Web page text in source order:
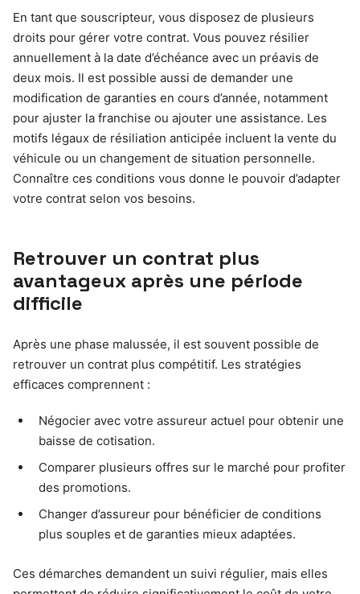
En tant que souscripteur, vous disposez de plusieurs
droits pour gérer votre contrat. Vous pouvez résilier
annuellement à la date d’échéance avec un préavis de
deux mois. Il est possible aussi de demander une
modification de garanties en cours d’année, notamment
pour ajuster la franchise ou ajouter une assistance. Les
motifs légaux de résiliation anticipée incluent la vente du
véhicule ou un changement de situation personnelle.
Connaître ces conditions vous donne le pouvoir d’adapter
votre contrat selon vos besoins.
Retrouver un contrat plus
avantageux après une période
difficile
Après une phase malussée, il est souvent possible de
retrouver un contrat plus compétitif. Les stratégies
efficaces comprennent :
Négocier avec votre assureur actuel pour obtenir une
baisse de cotisation.
Comparer plusieurs offres sur le marché pour profiter
des promotions.
Changer d’assureur pour bénéficier de conditions
plus souples et de garanties mieux adaptées.
Ces démarches demandent un suivi régulier, mais elles